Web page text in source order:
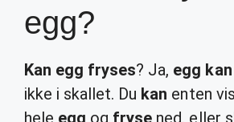
egg?
Kan egg fryses? Ja, egg
ikke i skallet. Du kan enten
hele egg og fryse ned, eller